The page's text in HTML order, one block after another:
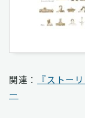
関連：
『ストー
ー